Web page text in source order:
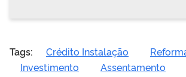
Tags: Crédito Instalação
Investimento
Assentamento